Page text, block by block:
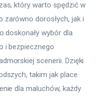
który warto spędzić w
dorosłych, jak i
doskonały wybór dla
i bezpiecznego
scenerii. Dzięki
takim jak place
dla maluchów, każdy